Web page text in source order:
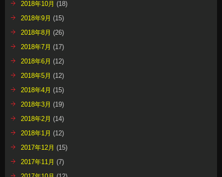
2018年10月 (18)
2018年9月 (15)
2018年8月 (26)
2018年7月 (17)
2018年6月 (12)
2018年5月 (12)
2018年4月 (15)
2018年3月 (19)
2018年2月 (14)
2018年1月 (12)
2017年12月 (15)
2017年11月 (7)